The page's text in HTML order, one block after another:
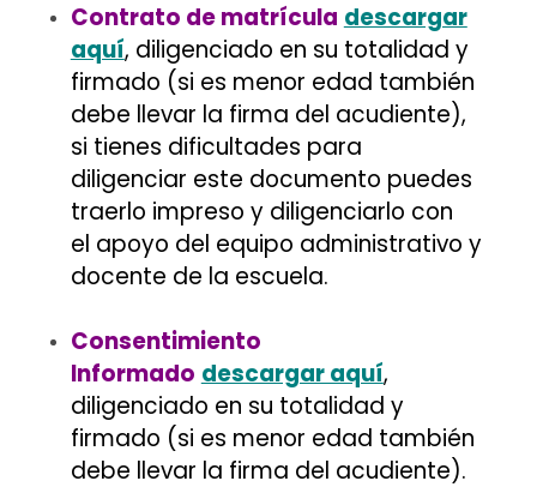
Contrato de matrícula descargar
aquí, diligenciado en su totalidad y
firmado (si es menor edad también
debe llevar la firma del acudiente),
si tienes dificultades para
diligenciar este documento puedes
traerlo impreso y diligenciarlo con
el apoyo del equipo administrativo y
docente de la escuela.
Consentimiento
Informado descargar aquí,
diligenciado en su totalidad y
firmado (si es menor edad también
debe llevar la firma del acudiente).